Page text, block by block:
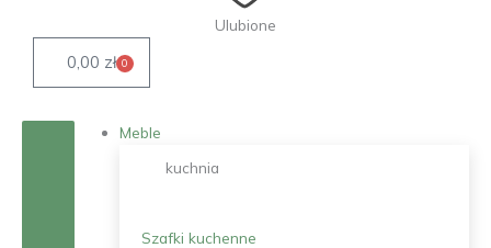
Ulubione
0,00 zł 0
Wózek
Meble
kuchnia
Szafki kuchenne